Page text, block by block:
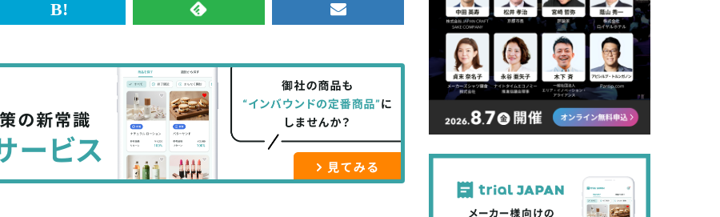
は
な
ッ
ク
マ
RSS
記
事
を
購
読
メ
マ
ガ
登
録
す